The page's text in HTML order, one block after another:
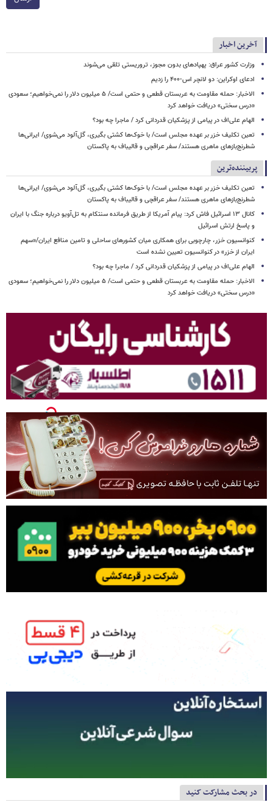
آخرین اخبار
وزارت کشور عراق: پهپادهای بدون مجوز، تروریستی تلقی می‌شوند
ادعای اوکراین: دو لانچر اس-۴۰۰ را زدیم
الاخبار: حمله مقاومت به عربستان قطعی و حتمی است/ ۵ میلیون دلار را نمی‌خواهیم؛ سعودی
«درس سختی» دریافت خواهد کرد
الهام علی‌اف در پیامی از پزشکیان قدردانی کرد / ماجرا چه بود؟
تعین تکلیف خزر بر عهده مجلس است/ با خوک‌ها کشتی بگیری، گل‌آلود می‌شوی/ ایرانی‌ها
شطرنج‌بازهای ماهری هستند/ سفر عراقچی و قالیباف به پاکستان
پربیننده‌ترین
تعین تکلیف خزر بر عهده مجلس است/ با خوک‌ها کشتی بگیری، گل‌آلود می‌شوی/ ایرانی‌ها
شطرنج‌بازهای ماهری هستند/ سفر عراقچی و قالیباف به پاکستان
کانال ۱۳ اسرائیل فاش کرد: پیام آمریکا از طریق فرمانده سنتکام به تل‌آویو درباره جنگ با ایران
و پاسخ ارتش اسرائیل
کنوانسیون خزر، چارچوبی برای همکاری میان کشورهای ساحلی و تامین منافع ایران/«سهم
ایران از خزر» در کنوانسیون تعیین نشده است
الهام علی‌اف در پیامی از پزشکیان قدردانی کرد / ماجرا چه بود؟
الاخبار: حمله مقاومت به عربستان قطعی و حتمی است/ ۵ میلیون دلار را نمی‌خواهیم؛ سعودی
«درس سختی» دریافت خواهد کرد
در بحث مشارکت کنید